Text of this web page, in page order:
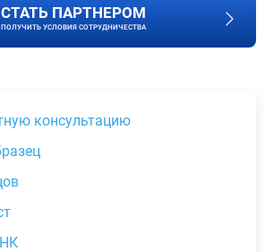
СТАТЬ ПАРТНЕРОМ
ПОЛУЧИТЬ УСЛОВИЯ СОТРУДНИЧЕСТВА
консультацию